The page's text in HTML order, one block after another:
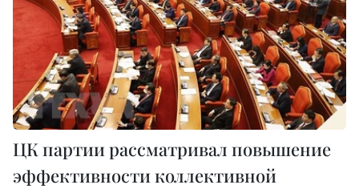
ЦК партии рассматривал повышение
эффективности коллективной